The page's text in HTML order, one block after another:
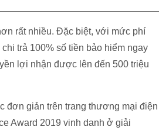
rất nhiều. Đặc biệt, với mức phí
trả 100% số tiền bảo hiểm ngay
lợi nhận được lên đến 500 triệu
đơn giản trên trang thương mại điện
Award 2019 vinh danh ở giải